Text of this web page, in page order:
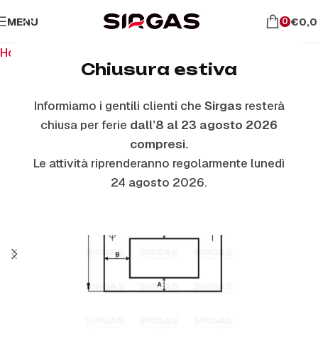
Chiusura estiva
Informiamo i gentili clienti che Sirgas resterà
chiusa per ferie dall’8 al 23 agosto 2026
compresi.
Le attività riprenderanno regolarmente lunedì
24 agosto 2026.
MENU 0 €
Home